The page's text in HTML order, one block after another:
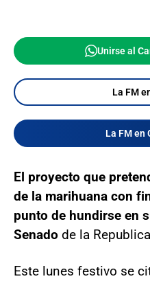
Unirse al
La FM
La FM en
El proyecto que
de la marihuana con
punto de hundirse en
Senado de la
Este lunes festivo se